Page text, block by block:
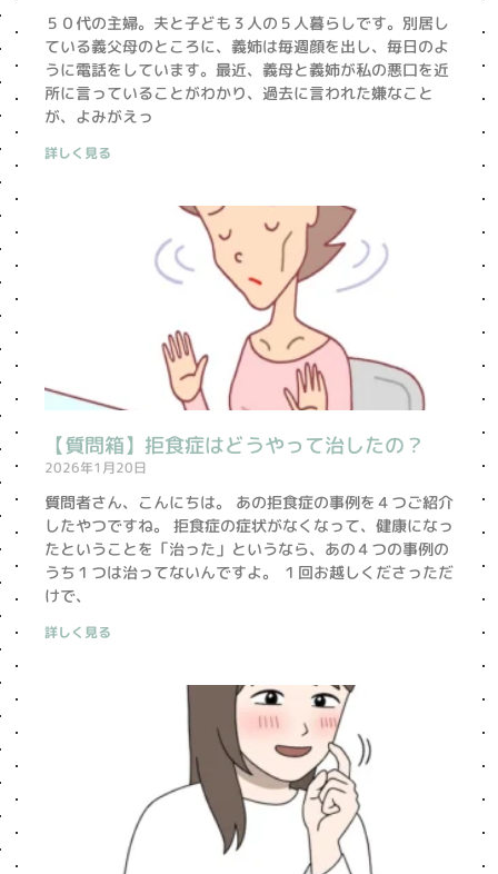
５０代の主婦。夫と子ども３人の５人暮らしです。別居し
ている義父母のところに、義姉は毎週顔を出し、毎日のよ
うに電話をしています。最近、義母と義姉が私の悪口を近
所に言っていることがわかり、過去に言われた嫌なこと
が、よみがえっ
詳しく見る
【質問箱】拒食症はどうやって治したの？
2026年1月20日
質問者さん、こんにちは。 あの拒食症の事例を４つご紹介
したやつですね。 拒食症の症状がなくなって、健康になっ
たということを「治った」というなら、あの４つの事例の
うち１つは治ってないんですよ。 １回お越しくださっただ
けで、
詳しく見る